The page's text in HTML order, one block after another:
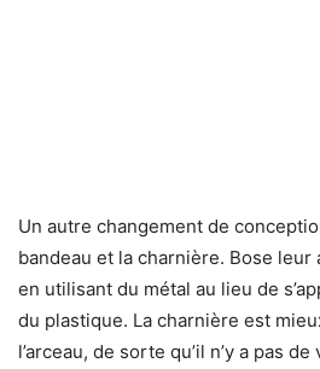
Un autre changement de
bandeau et la charnière. Bose
en utilisant du métal au lieu de
du plastique. La charnière est
l’arceau, de sorte qu’il n’y a pas